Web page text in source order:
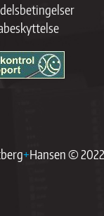
+Hansen © 2022